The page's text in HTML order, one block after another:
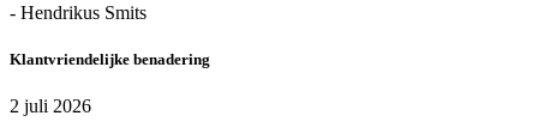
- Hendrikus Smits
Klantvriendelijke benadering
2 juli 2026